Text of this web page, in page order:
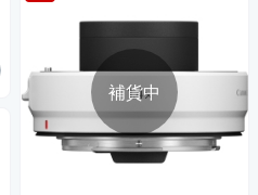
補貨中